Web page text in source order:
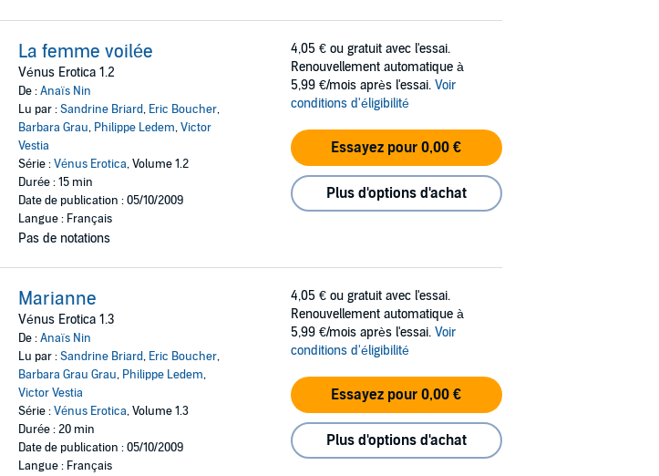
La femme voilée
Vénus Erotica 1.2
De :Anaïs Nin
Lu par :Sandrine Briard, Eric Boucher,
Barbara Grau, Philippe Ledem,Victor
Vestia
Série :Vénus Erotica, Volume 1.2
Durée : 15 min
Date de publication : 05/10/2009
Langue : Français
Pas de notations
4,05 € ou gratuit avec l'essai.
Renouvellement automatique à
5,99 €/mois après l'essai. Voir
conditions d'éligibilité
Essayez pour 0,00 €
Plus d'options d'achat
Marianne
Vénus Erotica 1.3
De :Anaïs Nin
Lu par :Sandrine Briard, Eric Boucher,
Barbara Grau Grau, Philippe Ledem,
Victor Vestia
Série :Vénus Erotica, Volume 1.3
Durée : 20 min
Date de publication : 05/10/2009
Langue : Français
4,05 € ou gratuit avec l'essai.
Renouvellement automatique à
5,99 €/mois après l'essai. Voir
conditions d'éligibilité
Essayez pour 0,00 €
Plus d'options d'achat